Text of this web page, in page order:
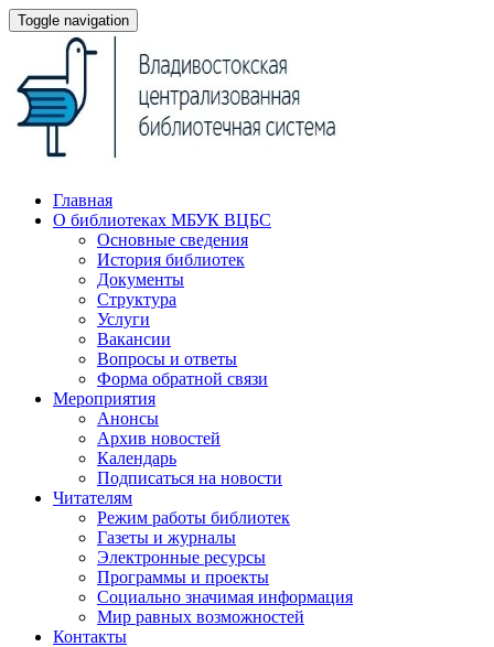
Toggle navigation
Главная
О библиотеках МБУК ВЦБС
Основные сведения
История библиотек
Документы
Структура
Услуги
Вакансии
Вопросы и ответы
Форма обратной связи
Мероприятия
Анонсы
Архив новостей
Календарь
Подписаться на новости
Читателям
Режим работы библиотек
Газеты и журналы
Электронные ресурсы
Программы и проекты
Социально значимая информация
Мир равных возможностей
Контакты